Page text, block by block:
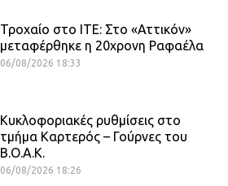
Τροχαίο στο ΙΤΕ: Στο «Αττικόν»
μεταφέρθηκε η 20χρονη Ραφαέλα
06/08/2026 18:33
Κυκλοφοριακές ρυθμίσεις στο
τμήμα Καρτερός – Γούρνες του
Β.Ο.Α.Κ.
06/08/2026 18:26